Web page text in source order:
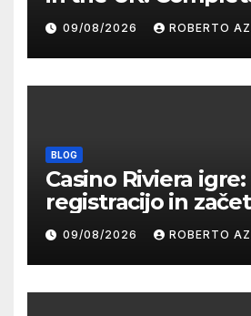
for Players
09/08/2026 ROBERTO
BLOG
Casino Riviera
registracijo in
09/08/2026 ROBERTO